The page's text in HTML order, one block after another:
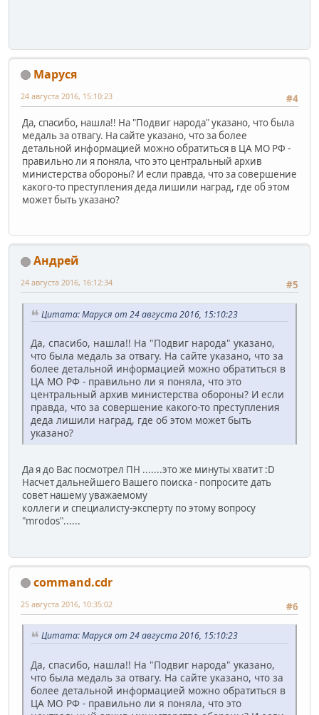
Маруся
#4
24 августа 2016, 15:10:23
Да, спасибо, нашла!! На "Подвиг народа" указано, что была
медаль за отвагу. На сайте указано, что за более
детальной информацией можно обратиться в ЦА МО РФ -
правильно ли я поняла, что это центральный архив
министерства обороны? И если правда, что за совершение
какого-то преступления деда лишили наград, где об этом
может быть указано?
Андрей
#5
24 августа 2016, 16:12:34
Цитата: Маруся от 24 августа 2016, 15:10:23
Да, спасибо, нашла!! На "Подвиг народа" указано,
что была медаль за отвагу. На сайте указано, что за
более детальной информацией можно обратиться в
ЦА МО РФ - правильно ли я поняла, что это
центральный архив министерства обороны? И если
правда, что за совершение какого-то преступления
деда лишили наград, где об этом может быть
указано?
Да я до Вас посмотрел ПН .......это же минуты хватит :D
Насчет дальнейшего Вашего поиска - попросите дать
совет нашему уважаемому
коллеги и специалисту-эксперту по этому вопросу
"mrodos"......
command.cdr
#6
25 августа 2016, 10:35:02
Цитата: Маруся от 24 августа 2016, 15:10:23
Да, спасибо, нашла!! На "Подвиг народа" указано,
что была медаль за отвагу. На сайте указано, что за
более детальной информацией можно обратиться в
ЦА МО РФ - правильно ли я поняла, что это